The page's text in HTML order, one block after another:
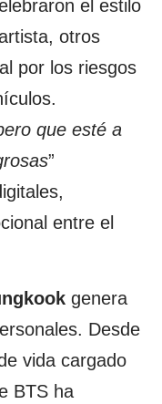
el estilo
otros
por los riesgos
que esté a
”
entre el
genera
Desde
vida cargado
BTS ha